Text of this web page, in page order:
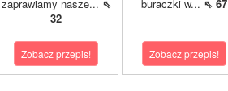
zaprawiamy nasze... ⇖
32
Zobacz przepis!
buraczki w... ⇖ 67
Zobacz przepis!